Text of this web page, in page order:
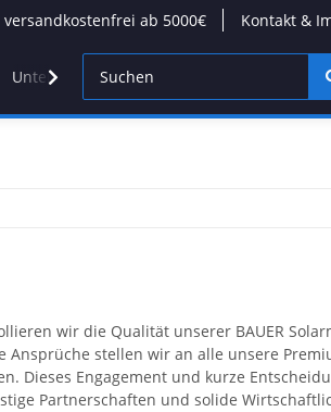
versandkostenfrei ab 5000€ Kontakt &
Unterkonstruktion
wir die Qualität unserer BAUER
stellen wir an alle unsere
Dieses Engagement und kurze
Partnerschaften und solide